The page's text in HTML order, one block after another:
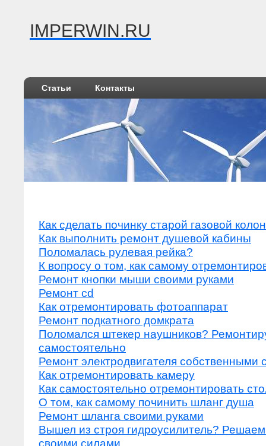
IMPERWIN.RU
Статьи Контакты
Как сделать починку старой газовой
Как выполнить ремонт душевой кабины
Поломалась рулевая рейка?
К вопросу о том, как самому
Ремонт кнопки мыши своими руками
Ремонт cd
Как отремонтировать фотоаппарат
Ремонт подкатного домкрата
Поломался штекер наушников?
самостоятельно
Ремонт электродвигателя собственными
Как отремонтировать камеру
Как самостоятельно отремонтировать
О том, как самому починить шланг душа
Ремонт шланга своими руками
Вышел из строя гидроусилитель? Решаем
своими силами